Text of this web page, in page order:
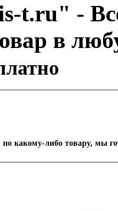
t.ru" -
в
по какому-либо товару, мы